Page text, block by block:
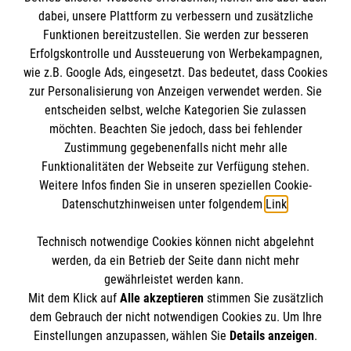
BIC: GENODED 1PA7
Newsletter abonnieren
Cookies verwalten|AGB|Impressum|Datenschutz
Barrierefreiheit |Kontakt| Sharepoint|Mediathek
dabei, unsere Plattform zu verbessern und zusätzliche
Funktionen bereitzustellen. Sie werden zur besseren
Erfolgskontrolle und Aussteuerung von Werbekampagnen,
wie z.B. Google Ads, eingesetzt. Das bedeutet, dass Cookies
zur Personalisierung von Anzeigen verwendet werden. Sie
entscheiden selbst, welche Kategorien Sie zulassen
möchten. Beachten Sie jedoch, dass bei fehlender
Zustimmung gegebenenfalls nicht mehr alle
Funktionalitäten der Webseite zur Verfügung stehen.
Weitere Infos finden Sie in unseren speziellen Cookie-
Datenschutzhinweisen unter folgendem Link.
Technisch notwendige Cookies können nicht abgelehnt
werden, da ein Betrieb der Seite dann nicht mehr
gewährleistet werden kann.
Mit dem Klick auf Alle akzeptierenstimmen Sie zusätzlich
dem Gebrauch der nicht notwendigen Cookies zu. Um Ihre
Einstellungen anzupassen, wählen Sie Details anzeigen.